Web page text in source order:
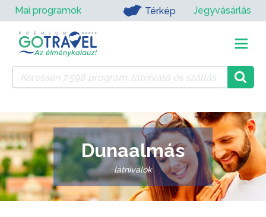
Mai programok Térkép Jegyvásárlás
Dunaalmás
látnivalók